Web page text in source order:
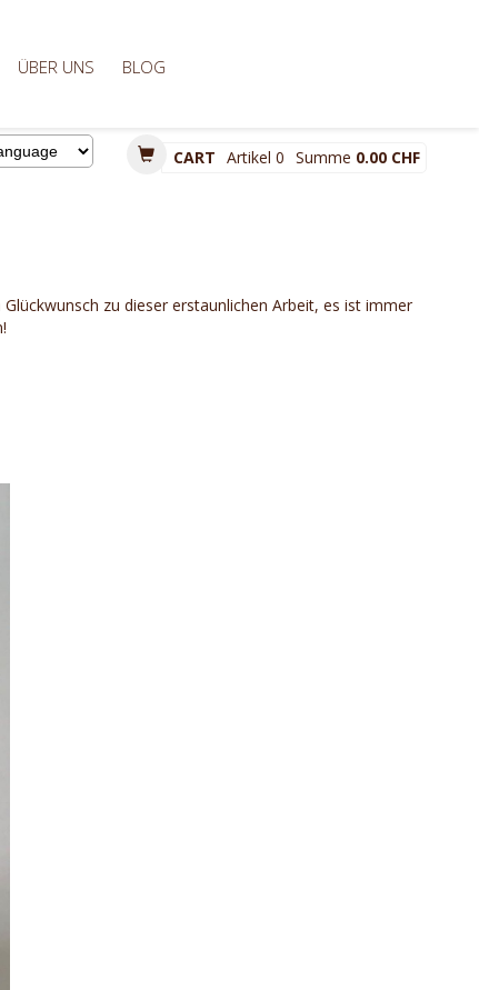
ÜBER UNS BLOG
CART Artikel 0 Summe 0.00 CHF
zu dieser erstaunlichen Arbeit, es ist immer